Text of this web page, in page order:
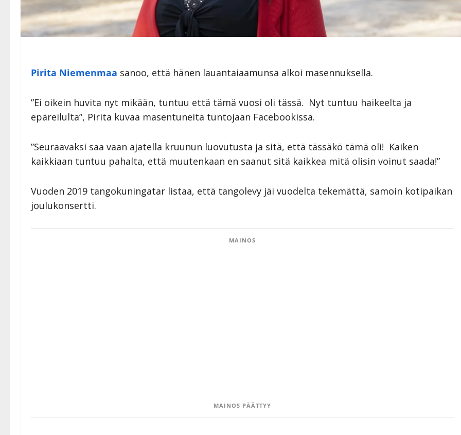
Pirita Niemenmaa sanoo, että hänen lauantaiaamunsa alkoi masennuksella.
”Ei oikein huvita nyt mikään, tuntuu että tämä vuosi oli tässä. Nyt tuntuu haikeelta ja
epäreilulta”, Pirita kuvaa masentuneita tuntojaan Facebookissa.
”Seuraavaksi saa vaan ajatella kruunun luovutusta ja sitä, että tässäkö tämä oli! Kaiken
kaikkiaan tuntuu pahalta, että muutenkaan en saanut sitä kaikkea mitä olisin voinut saada!”
Vuoden 2019 tangokuningatar listaa, että tangolevy jäi vuodelta tekemättä, samoin kotipaikan
joulukonsertti.
MAINOS
MAINOS PÄÄTTYY